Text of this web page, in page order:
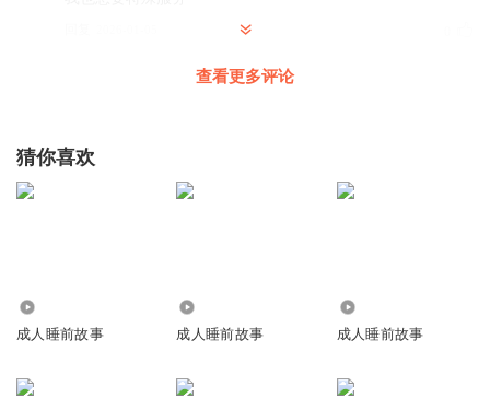
Queensfellow : 晚安！
落花飘絮_
故事好听，疯狂打call
查看更多评论
猜你喜欢
成人睡前故事 成人睡前故事 成人睡前故事